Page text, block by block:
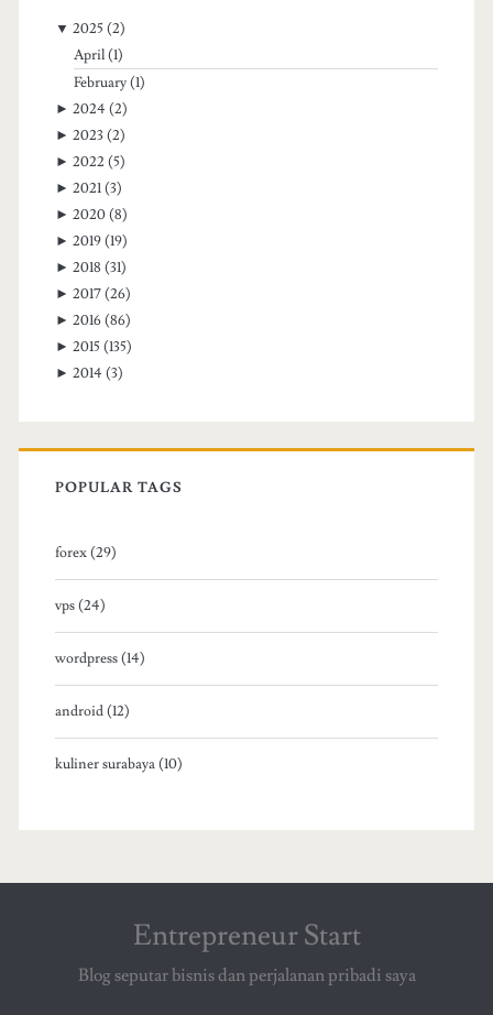
▼ 2025 (2)
April (1)
February (1)
► 2024 (2)
► 2023 (2)
► 2022 (5)
► 2021 (3)
► 2020 (8)
► 2019 (19)
► 2018 (31)
► 2017 (26)
► 2016 (86)
► 2015 (135)
► 2014 (3)
POPULAR TAGS
forex (29)
vps (24)
wordpress (14)
android (12)
kuliner surabaya (10)
Entrepreneur Start
Blog seputar bisnis dan perjalanan pribadi saya